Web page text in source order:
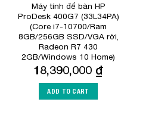
Máy tính để bàn HP
ProDesk 400G7 (33L34PA)
(Core i7-10700/Ram
8GB/256GB SSD/VGA rời,
Radeon R7 430
2GB/Windows 10 Home)
18,390,000 ₫
ADD TO CART